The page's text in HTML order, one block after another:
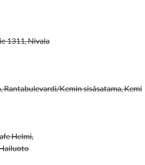
1311, Nivala
Rantabulevardi/Kemin sisäsatama, Kemi
Helmi,